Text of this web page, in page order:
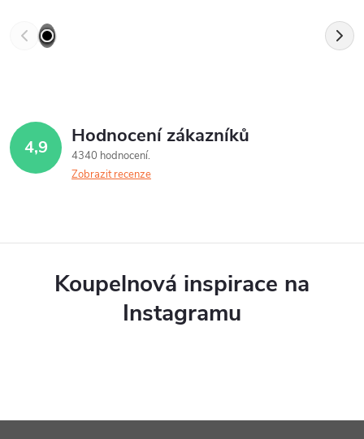
4,9 Hodnocení zákazníků
4340 hodnocení
Zobrazit recenze
Koupelnová inspirace na
Instagramu